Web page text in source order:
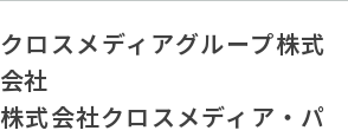
クロスメディアグループ株式
会社
株式会社クロスメディア・パ